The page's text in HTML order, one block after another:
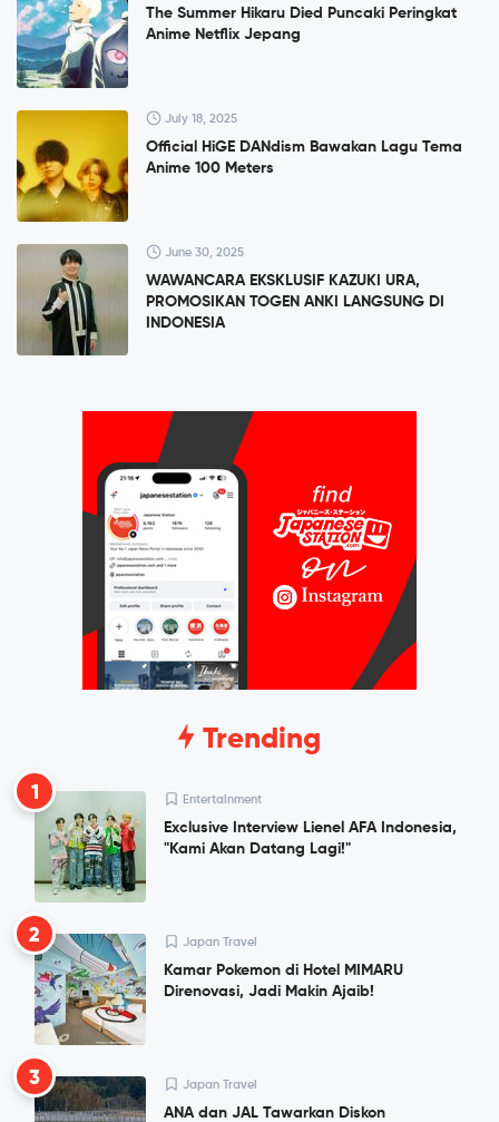
The Summer Hikaru Died Puncaki Peringkat
Anime Netflix Jepang
July 18, 2025
Official HiGE DANdism Bawakan Lagu Tema
Anime 100 Meters
June 30, 2025
WAWANCARA EKSKLUSIF KAZUKI URA,
PROMOSIKAN TOGEN ANKI LANGSUNG DI
INDONESIA
Trending
1 Entertainment
Exclusive Interview Lienel AFA Indonesia,
"Kami Akan Datang Lagi!"
2 Japan Travel
Kamar Pokemon di Hotel MIMARU
Direnovasi, Jadi Makin Ajaib!
3 Japan Travel
ANA dan JAL Tawarkan Diskon